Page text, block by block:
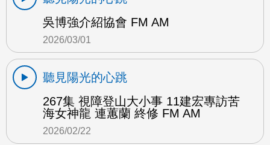
吳博強介紹協會 FM AM
2026/03/01
聽見陽光的心跳
267集 視障登山大小事 11建宏專訪苦
海女神龍 連蕙蘭 終修 FM AM
2026/02/22